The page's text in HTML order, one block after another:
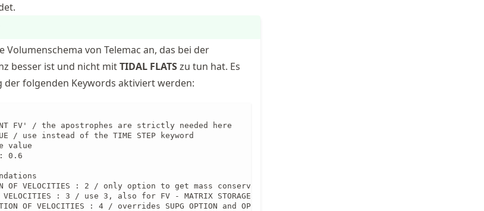
Volumenschema von Telemac an, das bei der
besser ist und nicht mitTIDAL FLATSzu tun hat. Es
der folgenden Keywords aktiviert werden:
FV' / the apostrophes are strictly needed here
/ use instead of the TIME STEP keyword
value
: 0.6
OF VELOCITIES : 2 / only option to get mass conservation but can cause problems with tidal flats
OF VELOCITIES : 3 / use 3, also for FV - MATRIX STORAGE must be 3
OF VELOCITIES : 4 / overrides SUPG OPTION and OPTION FOR CHARACTERISTICS